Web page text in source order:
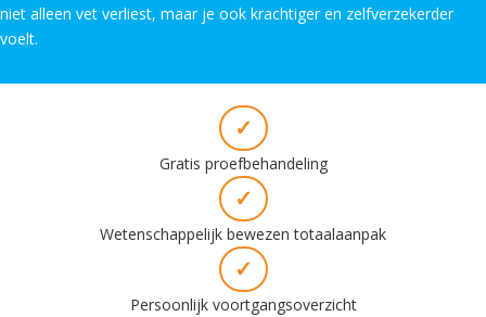
niet alleen vet verliest, maar je ook krachtiger en zelfverzekerder
voelt.
✓
Gratis proefbehandeling
✓
Wetenschappelijk bewezen totaalaanpak
✓
Persoonlijk voortgangsoverzicht